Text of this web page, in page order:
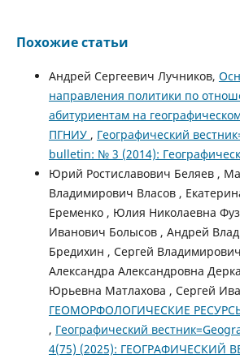
Похожие статьи
Андрей Сергеевич Лучников,
направления политики по
абитуриентам на
ПГНИУ , Географический
bulletin: № 3 (2014):
Юрий Ростиславович Беляев ,
Владимирович Власов ,
Еременко , Юлия Николаевна
Иванович Болысов , Андрей
Бредихин , Сергей
Александра Александровна
Юрьевна Матлахова , Сергей
ГЕОМОРФОЛОГИЧЕСКИЕ
, Географический
4(75) (2025): ГЕОГРАФИЧЕСКИЙ